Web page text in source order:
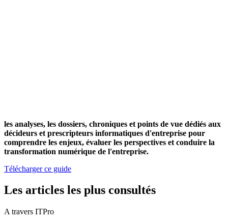
les analyses, les dossiers, chroniques et points de vue dédiés aux
décideurs et prescripteurs informatiques d'entreprise pour
comprendre les enjeux, évaluer les perspectives et conduire la
transformation numérique de l'entreprise.
Télécharger ce guide
Les articles les plus consultés
A travers ITPro